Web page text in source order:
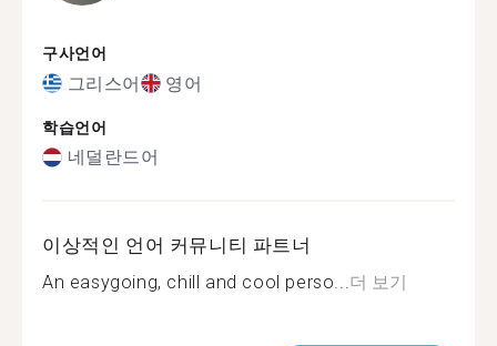
구사언어
그리스어 영어
학습언어
네덜란드어
이상적인 언어 커뮤니티 파트너
An easygoing, chill and cool perso...더 보기